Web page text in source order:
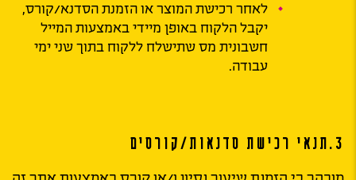
לאחר רכישת המוצר או הזמנת הסדנא/קורס,
יקבל הלקוח באופן מיידי באמצעות המייל
חשבונית מס שתישלח ללקוח בתוך שני ימי
עבודה.
3.תנאי רכישת סדנאות/קורסים